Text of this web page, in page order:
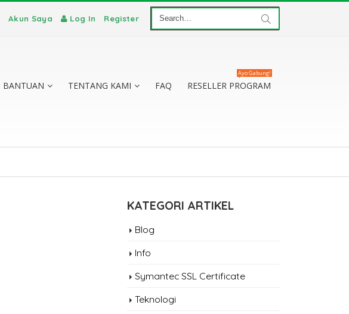
Akun Saya Log In Register
BANTUAN TENTANG KAMI FAQ RESELLER PROGRAM
Ayo Gabung!
KATEGORI ARTIKEL
Blog
Info
Symantec SSL Certificate
Teknologi
Kenapa Website